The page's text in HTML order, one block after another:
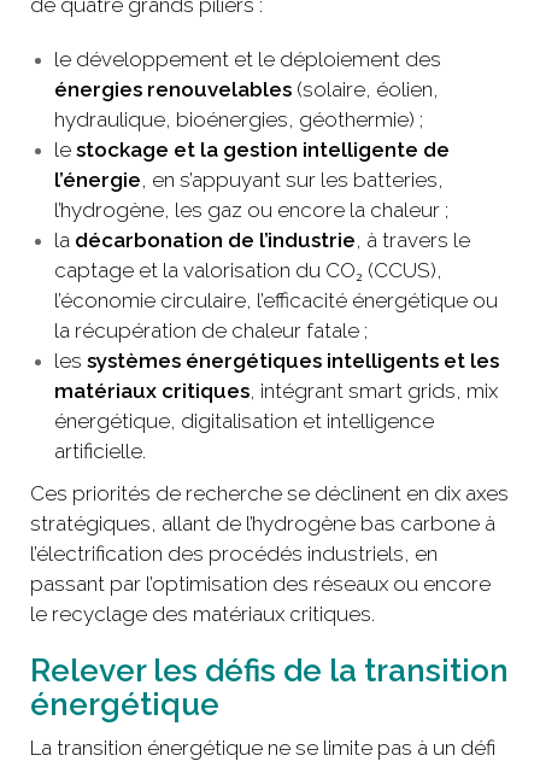
de quatre grands piliers :
le développement et le déploiement des
énergies renouvelables (solaire, éolien,
hydraulique, bioénergies, géothermie) ;
le stockage et la gestion intelligente de
l’énergie, en s’appuyant sur les batteries,
l’hydrogène, les gaz ou encore la chaleur ;
la décarbonation de l’industrie, à travers le
captage et la valorisation du CO₂ (CCUS),
l’économie circulaire, l’efficacité énergétique ou
la récupération de chaleur fatale ;
les systèmes énergétiques intelligents et les
matériaux critiques, intégrant smart grids, mix
énergétique, digitalisation et intelligence
artificielle.
Ces priorités de recherche se déclinent en dix axes
stratégiques, allant de l’hydrogène bas carbone à
l’électrification des procédés industriels, en
passant par l’optimisation des réseaux ou encore
le recyclage des matériaux critiques.
Relever les défis de la transition
énergétique
La transition énergétique ne se limite pas à un défi